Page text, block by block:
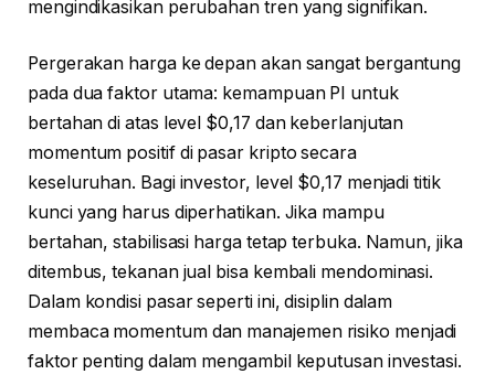
mengindikasikan perubahan tren yang signifikan.
Pergerakan harga ke depan akan sangat bergantung
pada dua faktor utama: kemampuan PI untuk
bertahan di atas level $0,17 dan keberlanjutan
momentum positif di pasar kripto secara
keseluruhan. Bagi investor, level $0,17 menjadi titik
kunci yang harus diperhatikan. Jika mampu
bertahan, stabilisasi harga tetap terbuka. Namun, jika
ditembus, tekanan jual bisa kembali mendominasi.
Dalam kondisi pasar seperti ini, disiplin dalam
membaca momentum dan manajemen risiko menjadi
faktor penting dalam mengambil keputusan investasi.